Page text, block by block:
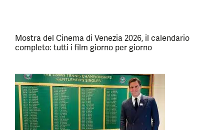
Mostra del Cinema di Venezia 2026, il calendario
completo: tutti i film giorno per giorno